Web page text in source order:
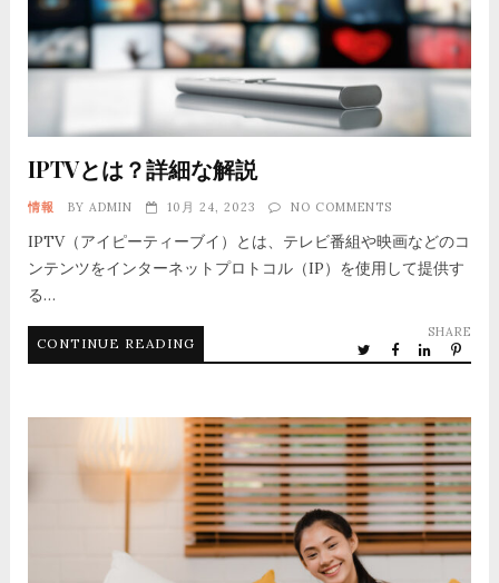
IPTVとは？詳細な解説
情報 BY ADMIN 10月 24, 2023 NO COMMENTS
IPTV（アイピーティーブイ）とは、テレビ番組や映画などのコ
ンテンツをインターネットプロトコル（IP）を使用して提供す
る…
CONTINUE READING
SHARE